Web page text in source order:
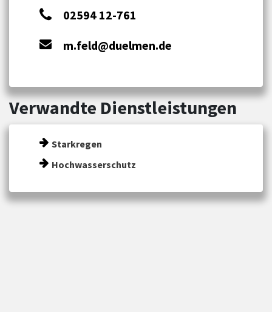
02594 12-761
m.feld@duelmen.de
Verwandte Dienstleistungen
Starkregen
Hochwasserschutz